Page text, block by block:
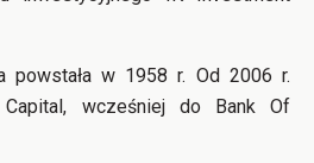
powstała w 1958 r. Od 2006 r.
wcześniej do Bank Of